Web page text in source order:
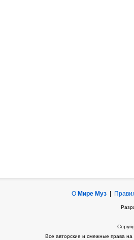
О Мире Муз|
Все авторские и смежные права